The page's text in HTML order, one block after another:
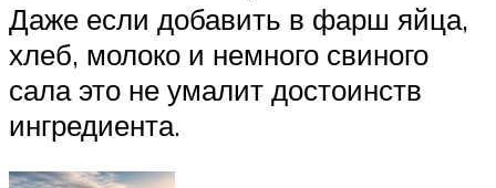
Даже если добавить в фарш яйца,
хлеб, молоко и немного свиного
сала это не умалит достоинств
ингредиента.